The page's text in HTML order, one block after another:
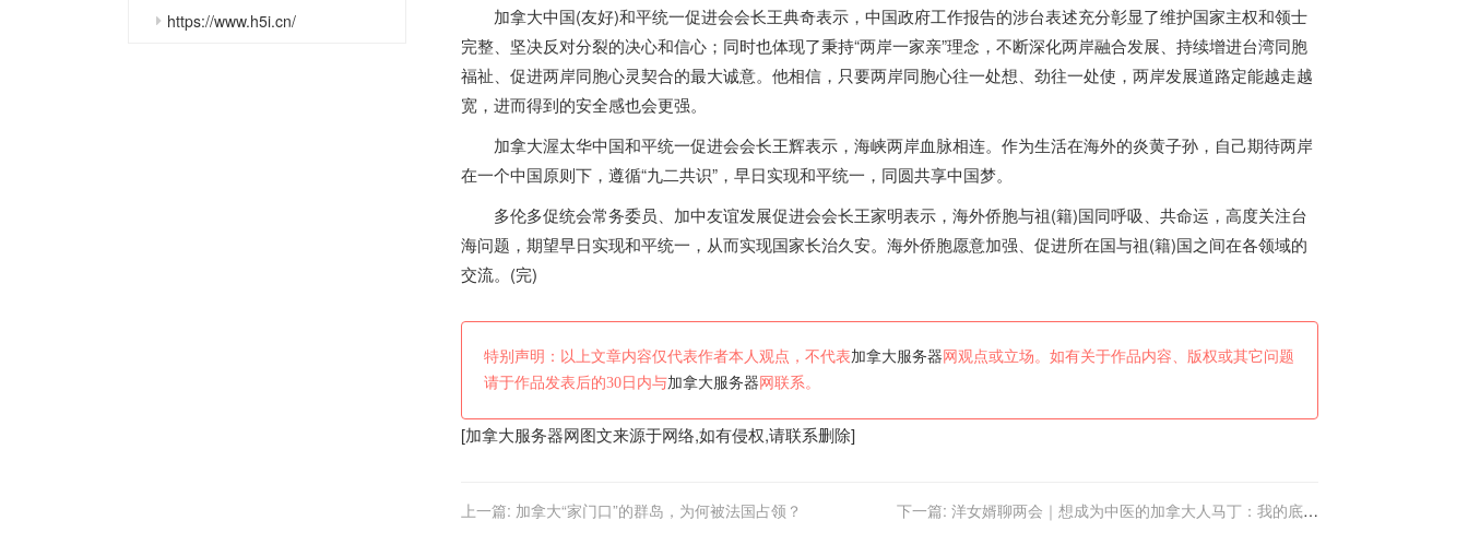
https://www.h5i.cn/
加拿大中国(友好)和平统一促进会会长王典奇表示，中国政府工作报告的涉台表述充分彰显了维护国家主权和领士
完整、坚决反对分裂的决心和信心；同时也体现了秉持“两岸一家亲”理念，不断深化两岸融合发展、持续增进台湾同胞
福祉、促进两岸同胞心灵契合的最大诚意。他相信，只要两岸同胞心往一处想、劲往一处使，两岸发展道路定能越走越
宽，进而得到的安全感也会更强。
加拿大渥太华中国和平统一促进会会长王辉表示，海峡两岸血脉相连。作为生活在海外的炎黄子孙，自己期待两岸
在一个中国原则下，遵循“九二共识”，早日实现和平统一，同圆共享中国梦。
多伦多促统会常务委员、加中友谊发展促进会会长王家明表示，海外侨胞与祖(籍)国同呼吸、共命运，高度关注台
海问题，期望早日实现和平统一，从而实现国家长治久安。海外侨胞愿意加强、促进所在国与祖(籍)国之间在各领域的
交流。(完)
特别声明：以上文章内容仅代表作者本人观点，不代表加拿大服务器 网观点或立场。如有关于作品内容、版权或其它问题
请于作品发表后的30日内与加拿大服务器 网联系。
[加拿大服务器网图文来源于网络,如有侵权,请联系删除]
上一篇: 加拿大“家门口”的群岛，为何被法国占领？ 下一篇: 洋女婿聊两会｜想成为中医的加拿大人马丁：我的底气